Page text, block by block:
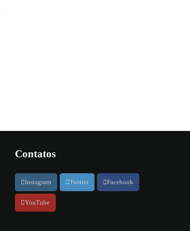
Contatos
Instagram Twitter Facebook
YouTube